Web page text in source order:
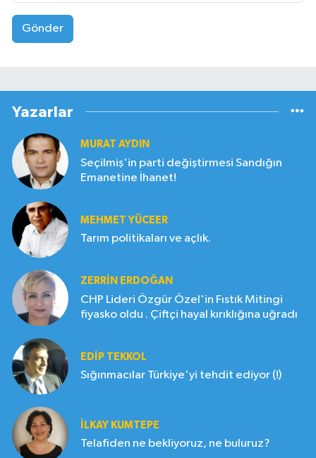
Gönder
Yazarlar
MURAT AYDIN
Seçilmiş'in parti değiştirmesi Sandığın
Emanetine İhanet!
MEHMET YÜCEER
Tarım politikaları ve açlık.
ZERRIN ERDOĞAN
CHP Lideri Özgür Özel'in Fıstık Mitingi
fiyasko oldu . Çiftçi hayal kırıklığına uğradı
EDIP TEKKOL
Sığınmacılar Türkiye'yi tehdit ediyor (!)
İLKAY KUMTEPE
Telafiden ne bekliyoruz, ne buluruz?